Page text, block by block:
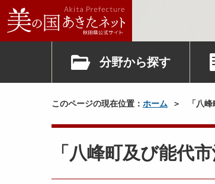
分野から探す
このページの現在位置： ホーム 「八
「八峰町及び能代